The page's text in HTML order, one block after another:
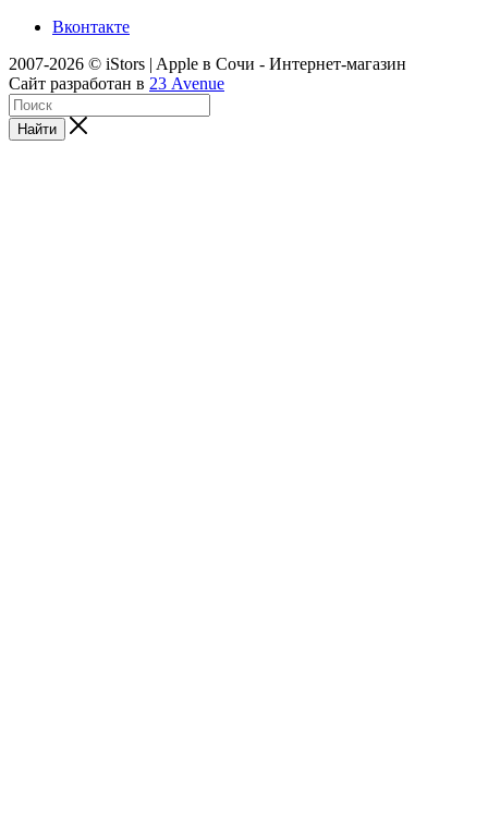
Вконтакте
2007-2026 © iStors | Apple в Сочи - Интернет-магазин
Сайт разработан в 23 Avenue
Найти